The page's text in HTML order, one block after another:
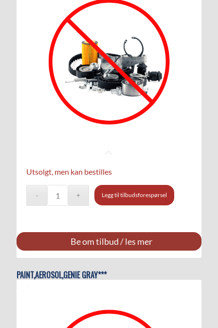
Utsolgt, men kan bestilles
Legg til tilbudsforespørsel
Be om tilbud / les mer
PAINT,AEROSOL,GENIE GRAY***